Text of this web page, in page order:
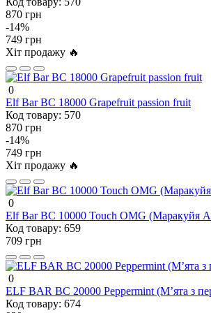
870 грн
-14%
749 грн
Хіт продажу 🔥
0
Elf Bar BC 18000 Grapefruit passion fruit
Код товару: 570
870 грн
-14%
749 грн
Хіт продажу 🔥
0
Elf Bar BC 10000 Touch OMG (Маракуйя
Код товару: 659
709 грн
0
ELF BAR BC 20000 Peppermint (Мʼята з
Код товару: 674